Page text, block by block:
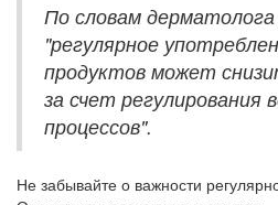
По словам
"регулярное
продуктов может
за счет регулирования
процессов".
Не забывайте о важности